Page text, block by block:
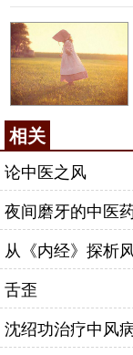
4、风邪很
风邪多挟寒
硬、肌肉疼痛、
痛、目赤肿痛等。
四、与“风”
中医针灸
可以治疗“风邪”
以平息内风。
风池穴、风
络。风池穴、风
又能清肝潜阳，
翳风穴：散
相关
论中医之风
夜间磨牙的中医
从《内经》探析
舌歪
沈绍功治疗中风